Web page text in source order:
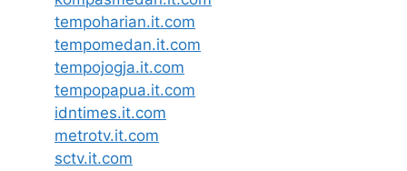
tempoharian.it.com
tempomedan.it.com
tempojogja.it.com
tempopapua.it.com
idntimes.it.com
metrotv.it.com
sctv.it.com